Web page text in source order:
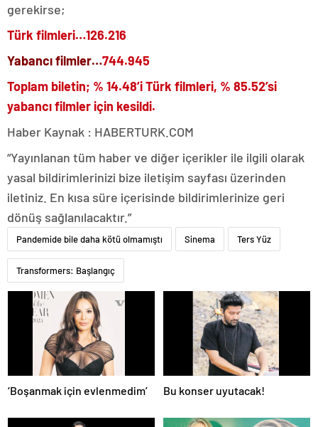
gerekirse;
Türk filmleri…126.216
Yabancı filmler…744.945
Toplam biletin; % 14.48’i Türk filmleri, % 85.52’si
yabancı filmler için kesildi.
Haber Kaynak : HABERTURK.COM
“Yayınlanan tüm haber ve diğer içerikler ile ilgili olarak
yasal bildirimlerinizi bize iletişim sayfası üzerinden
iletiniz. En kısa süre içerisinde bildirimlerinize geri
dönüş sağlanılacaktır.”
Pandemide bile daha kötü olmamıştı Sinema Ters Yüz
Transformers: Başlangıç
‘Boşanmak için evlenmedim’ Bu konser uyutacak!